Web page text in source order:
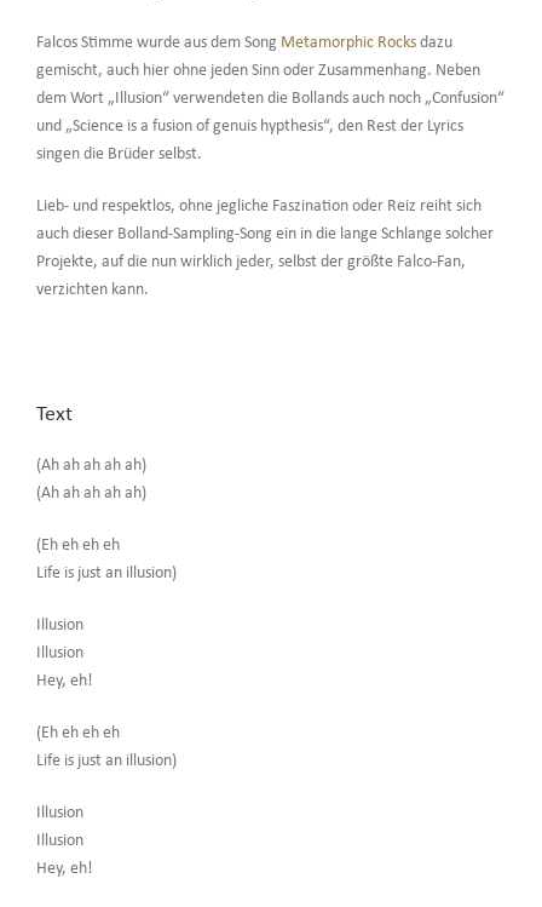
Falcos Stimme wurde aus dem Song Metamorphic Rocksdazu
gemischt, auch hier ohne jeden Sinn oder Zusammenhang. Neben
dem Wort „Illusion“ verwendeten die Bollands auch noch „Confusion“
und „Science is a fusion of genuis hypthesis“, den Rest der Lyrics
singen die Brüder selbst.
Lieb- und respektlos, ohne jegliche Faszination oder Reiz reiht sich
auch dieser Bolland-Sampling-Song ein in die lange Schlange solcher
Projekte, auf die nun wirklich jeder, selbst der größte Falco-Fan,
verzichten kann.
Text
(Ah ah ah ah ah)
(Ah ah ah ah ah)
(Eh eh eh eh
Life is just an illusion)
Illusion
Illusion
Hey, eh!
(Eh eh eh eh
Life is just an illusion)
Illusion
Illusion
Hey, eh!